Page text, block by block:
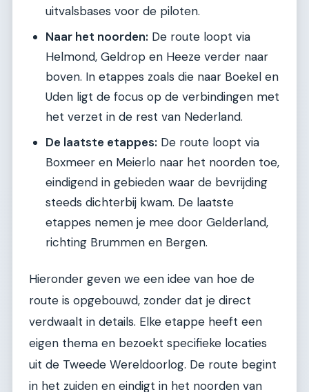
uitvalsbases voor de piloten.
Naar het noorden: De route loopt via
Helmond, Geldrop en Heeze verder naar
boven. In etappes zoals die naar Boekel en
Uden ligt de focus op de verbindingen met
het verzet in de rest van Nederland.
De laatste etappes: De route loopt via
Boxmeer en Meierlo naar het noorden toe,
eindigend in gebieden waar de bevrijding
steeds dichterbij kwam. De laatste
etappes nemen je mee door Gelderland,
richting Brummen en Bergen.
Hieronder geven we een idee van hoe de
route is opgebouwd, zonder dat je direct
verdwaalt in details. Elke etappe heeft een
eigen thema en bezoekt specifieke locaties
uit de Tweede Wereldoorlog. De route begint
in het zuiden en eindigt in het noorden van